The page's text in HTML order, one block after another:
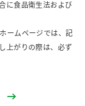
に食品衛生法および
ームページでは、記
上がりの際は、必ず